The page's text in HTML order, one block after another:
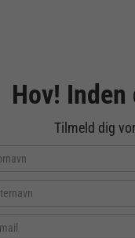
Hov!
Tilmeld dig